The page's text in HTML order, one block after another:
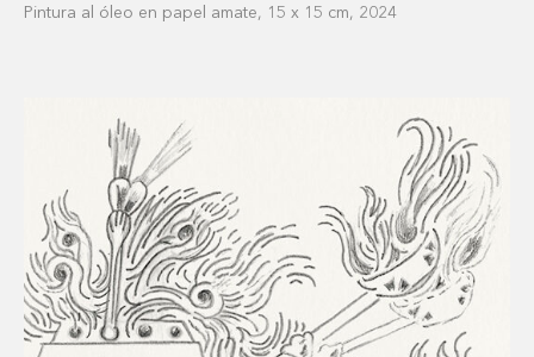
Pintura al óleo en papel amate, 15 x 15 cm, 2024